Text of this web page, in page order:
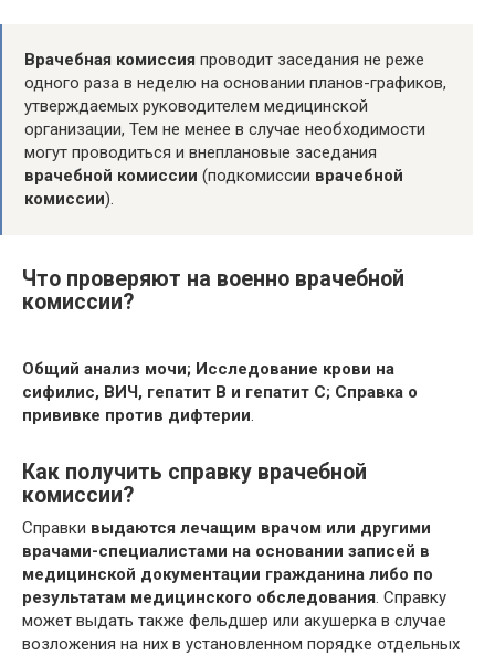
Врачебная комиссия проводит заседания не реже
одного раза в неделю на основании планов-графиков,
утверждаемых руководителем медицинской
организации, Тем не менее в случае необходимости
могут проводиться и внеплановые заседания
врачебной комиссии (подкомиссии врачебной
комиссии).
Что проверяют на военно врачебной
комиссии?
Общий анализ мочи; Исследование крови на
сифилис, ВИЧ, гепатит В и гепатит С; Справка о
прививке против дифтерии.
Как получить справку врачебной
комиссии?
Справки выдаются лечащим врачом или другими
врачами-специалистами на основании записей в
медицинской документации гражданина либо по
результатам медицинского обследования. Справку
может выдать также фельдшер или акушерка в случае
возложения на них в установленном порядке отдельных